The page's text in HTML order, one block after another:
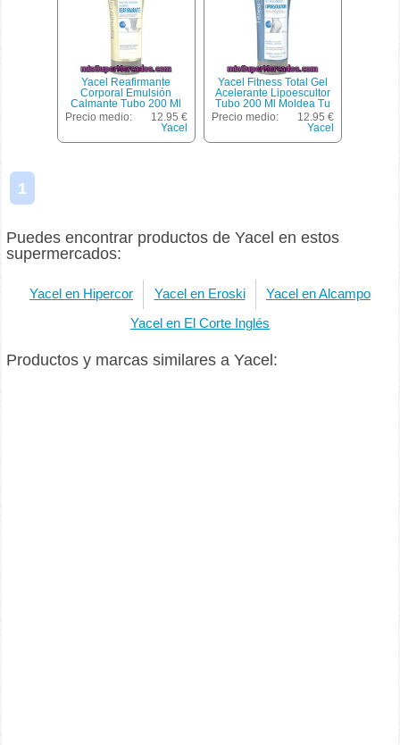
Yacel Reafirmante
Corporal Emulsión
Calmante Tubo 200 Ml
Reafirma Calma Hidrata Y
Define Tu Cuerpo
Precio medio:
12.95 €
Yacel
Yacel Fitness Total Gel
Acelerante Lipoescultor
Tubo 200 Ml Moldea Tu
Cuerpo Mientras Estrenas
Precio medio:
12.95 €
Yacel
1
Puedes encontrar productos de Yacel en estos
supermercados:
Yacel en Hipercor Yacel en Eroski Yacel en Alcampo
Yacel en El Corte Inglés
Productos y marcas similares a Yacel: